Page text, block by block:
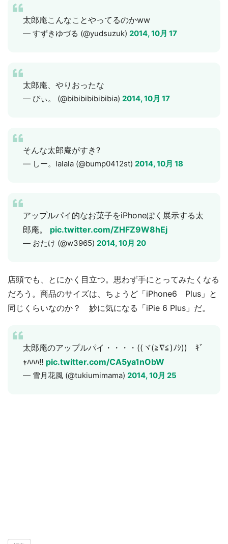
太郎庵こんなことやってるのかww
— すずきゆづる (@yudsuzuk) 2014, 10月 17
太郎庵、やりおったな
— びぃ。 (@bibibibibibibia) 2014, 10月 17
そんな太郎庵がすき?
— しー。lalala (@bump0412st) 2014, 10月 18
アップルパイ的なお菓子をiPhoneぽく展示する太
郎庵。 pic.twitter.com/ZHFZ9W8hEj
— おたけ (@w3965) 2014, 10月 20
店頭でも、とにかく目立つ。思わず手にとってみたくなる
だろう。商品のサイズは、ちょうど「iPhone6 Plus」と
同じくらいなのか？ 妙に気になる「iPie 6 Plus」だ。
太郎庵のアップルパイ・・・・((ヾ(≧∇≦)ﾉｼ)) ｷﾞ
ｬﾊﾊﾊ!! pic.twitter.com/CA5ya1nObW
— 雪月花風 (@tukiumimama) 2014, 10月 25